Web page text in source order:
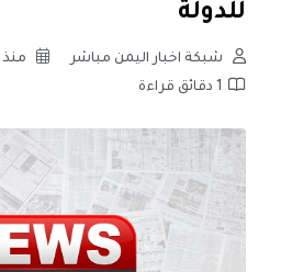
للدولة
شبكة اخبار اليمن مباشر
منذ 8 سنوات
1 دقائق قراءة